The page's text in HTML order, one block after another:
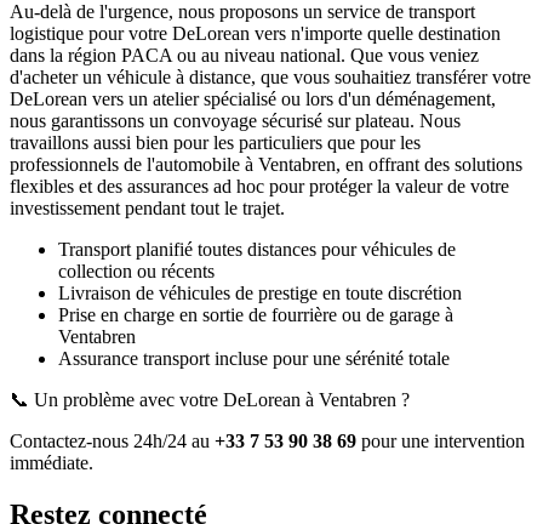
Au-delà de l'urgence, nous proposons un service de transport
logistique pour votre DeLorean vers n'importe quelle destination
dans la région PACA ou au niveau national. Que vous veniez
d'acheter un véhicule à distance, que vous souhaitiez transférer votre
DeLorean vers un atelier spécialisé ou lors d'un déménagement,
nous garantissons un convoyage sécurisé sur plateau. Nous
travaillons aussi bien pour les particuliers que pour les
professionnels de l'automobile à Ventabren, en offrant des solutions
flexibles et des assurances ad hoc pour protéger la valeur de votre
investissement pendant tout le trajet.
Transport planifié toutes distances pour véhicules de
collection ou récents
Livraison de véhicules de prestige en toute discrétion
Prise en charge en sortie de fourrière ou de garage à
Ventabren
Assurance transport incluse pour une sérénité totale
📞 Un problème avec votre DeLorean à Ventabren ?
Contactez-nous 24h/24 au +33 7 53 90 38 69 pour une intervention
immédiate.
Restez connecté